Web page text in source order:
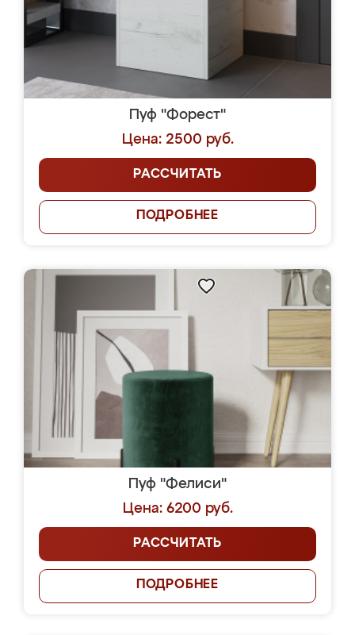
Пуф "Форест"
Цена: 2500 руб.
РАССЧИТАТЬ
ПОДРОБНЕЕ
Пуф "Фелиси"
Цена: 6200 руб.
РАССЧИТАТЬ
ПОДРОБНЕЕ